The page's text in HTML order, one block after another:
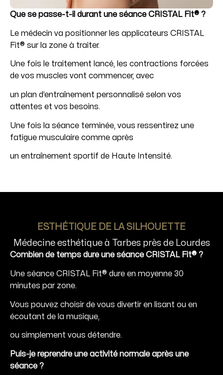
Que se passe-t-il durant une séance CRISTAL Fit® ?
Le médecin va positionner les applicateurs CRISTAL
Fit® sur la zone à traiter.
Une fois le traitement lancé, les contractions forcées
de vos muscles vont commencer, avec
un plan d’entraînement personnalisé selon vos
attentes et vos besoins.
Une fois la séance terminée, vous ressentirez une
fatigue musculaire comme après
un entraînement sportif de Haute Intensité.
ESTHÉTIQUE DE LA SILHOUETTE
Médecine esthétique à Tarbes près de Lourdes
Combien de temps dure une séance CRISTAL Fit® ?
Une séance CRISTAL Fit® dure en moyenne 30
minutes par zone.
Vous pouvez choisir de vous divertir en lisant ou en
écoutant de la musique,
ou simplement vous détendre.
Puis-je reprendre une activité normale après une
séance ?